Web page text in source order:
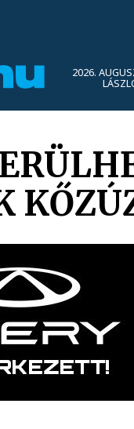
2026.